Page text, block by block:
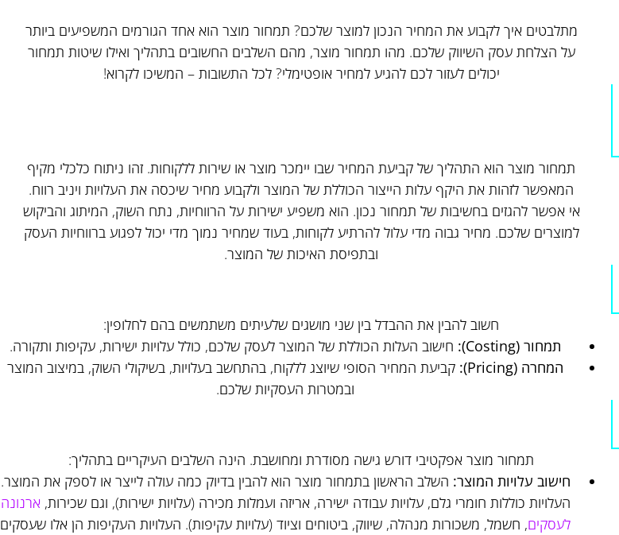
מתלבטים איך לקבוע את המחיר הנכון למוצר שלכם? תמחור מוצר הוא אחד הגורמים המשפיעים ביותר
על הצלחת עסק השיווק שלכם. מהו תמחור מוצר, מהם השלבים החשובים בתהליך ואילו שיטות תמחור
יכולים לעזור לכם להגיע למחיר אופטימלי? לכל התשובות – המשיכו לקרוא!
תמחור מוצר הוא התהליך של קביעת המחיר שבו יימכר מוצר או שירות ללקוחות. זהו ניתוח כלכלי מקיף
המאפשר לזהות את היקף עלות הייצור הכוללת של המוצר ולקבוע מחיר שיכסה את העלויות ויניב רווח.
אי אפשר להגזים בחשיבות של תמחור נכון. הוא משפיע ישירות על הרווחיות, נתח השוק, המיתוג והביקוש
למוצרים שלכם. מחיר גבוה מדי עלול להרתיע לקוחות, בעוד שמחיר נמוך מדי יכול לפגוע ברווחיות העסק
ובתפיסת האיכות של המוצר.
חשוב להבין את ההבדל בין שני מושגים שלעיתים משתמשים בהם לחלופין:
תמחור (Costing):
חישוב העלות הכוללת של המוצר לעסק שלכם, כולל עלויות ישירות, עקיפות ותקורה.
המחרה (Pricing):
קביעת המחיר הסופי שיוצג ללקוח, בהתחשב בעלויות, בשיקולי השוק, במיצוב המוצר
ובמטרות העסקיות שלכם.
תמחור מוצר אפקטיבי דורש גישה מסודרת ומחושבת. הינה השלבים העיקריים בתהליך:
חישוב עלויות המוצר: השלב הראשון בתמחור מוצר הוא להבין בדיוק כמה עולה לייצר או לספק את המוצר.
העלויות כוללות חומרי גלם, עלויות עבודה ישירה, אריזה ועמלות מכירה (עלויות ישירות), וגם שכירות,ארנונה
לעסקים, חשמל, משכורות מנהלה, שיווק, ביטוחים וציוד (עלויות עקיפות). העלויות העקיפות הן אלו שעסקים